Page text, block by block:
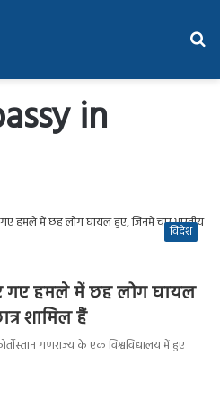
in
विदेश
हमले में छह लोग घायल
शामिल हैं
गणराज्य के एक विश्वविद्यालय में हुए